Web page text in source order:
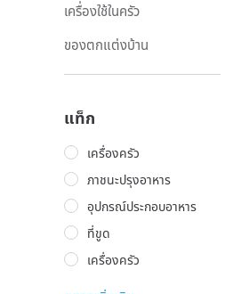
เครื่องใช้ในครัว
ของตกแต่งบ้าน
แท็ก
เครื่องครัว
ภาชนะปรุงอาหาร
อุปกรณ์ประกอบอาหาร
ที่ขูด
เครื่องครัว